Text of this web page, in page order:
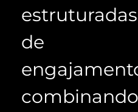
estruturadas
de
combinando